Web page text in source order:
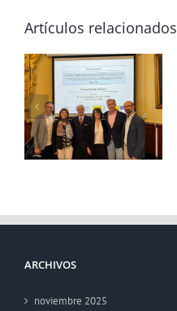
Artículos relacionados
Lectura de tesis
doctoral: Javier
García Cazorla
ARCHIVOS
noviembre 2025